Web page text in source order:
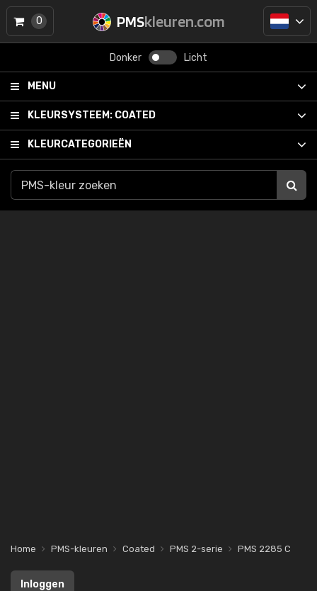
PMSkleuren.com
Donker Licht
MENU
KLEURSYSTEEM: COATED
KLEURCATEGORIEËN
0
Home PMS-kleuren Coated PMS 2-serie PMS 2285 C
Inloggen